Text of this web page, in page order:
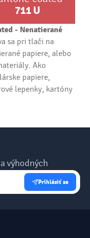
711U
- Nenatierané
sa pri tlači na
papiere, alebo
Ako
papiere,
lepenky, kartóny
výhodných
Prihlásiť sa